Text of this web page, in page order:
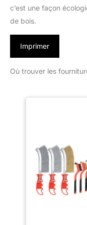
c’est une façon
de bois.
Imprimer
Où trouver les